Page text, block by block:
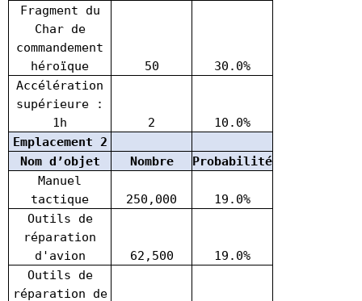
Fragment du
Char de
commandement
héroïque
50
30.0%
Accélération
supérieure :
1h
2
10.0%
Emplacement 2
Nom d’objet
Nombre
Probabilité
Manuel
tactique
250,000
19.0%
Outils de
réparation
d'avion
62,500
19.0%
Outils de
réparation de